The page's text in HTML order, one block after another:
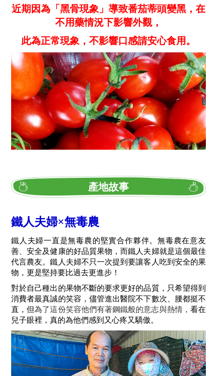
近期因為「黑骨現象」導致番茄蒂頭變黑，在
不用藥情況下影響外觀，
此為正常現象，不影響口感請安心食用。
產地故事
鐵人夫婦×無毒農
鐵人夫婦一直是無毒農的堅實合作夥伴。無毒農在意友
善、安全及健康的好品質果物，而鐵人夫婦就是這個最佳
代言農友。鐵人夫婦不只一次提到要讓客人吃到安全的果
物，更是堅持要比過去更進步！
對於自己種出的果物不斷的要求更好的品質，只希望得到
消費者最真誠的笑容，儘管進出醫院不下數次、腰都挺不
直，但為了這份笑容他們有著鋼鐵般的意志與熱情， 看在
兒子眼裡，真的為他們感到又心疼又驕傲。